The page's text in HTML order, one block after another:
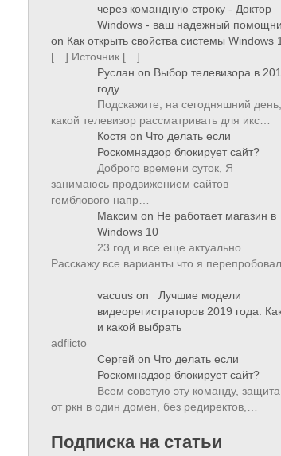
через командную строку - Доктор
Windows - ваш надежный
on Как открыть свойства системы Windows
[…] Источник […]
Руслан on Выбор телевизора в
году
Подскажите, на сегодняшний день,
какой телевизор рассматривать для икс…
Костя on Что делать если
Роскомнадзор блокирует сайт?
Доброго времени суток, Я
занимаюсь продвижением сайтов
гемблового напр…
Максим on Не работает магазин в
Windows 10
23 год и все еще актуально.
Расскажу все варианты что я перепробовал,
vacuus on
Лучшие модели
видеорегистраторов 2019 года.
и какой выбрать
adflicto
Сергей on Что делать если
Роскомнадзор блокирует сайт?
Всем советую эту команду, защита
от ркн в один домен, без редиректов,…
Подписка на статьи